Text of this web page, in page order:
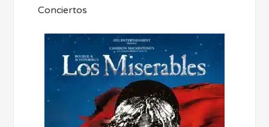
Conciertos